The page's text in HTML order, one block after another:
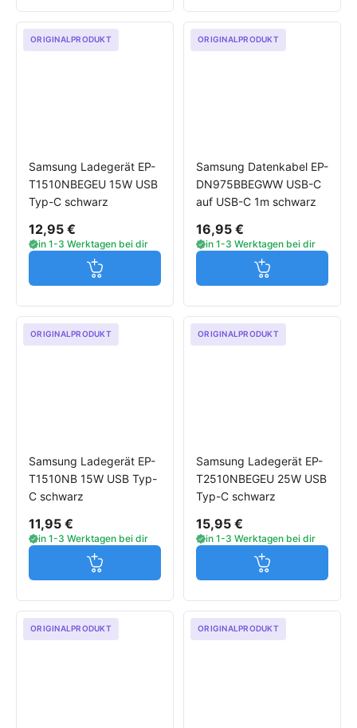
ORIGINALPRODUKT
Samsung Ladegerät EP-
T1510NBEGEU 15W USB
Typ-C schwarz
12,95 €
in 1-3 Werktagen bei dir
Jetzt in den Warenkorb
ORIGINALPRODUKT
Samsung Datenkabel EP-
DN975BBEGWW USB-C
auf USB-C 1m schwarz
16,95 €
in 1-3 Werktagen bei dir
Jetzt in den
ORIGINALPRODUKT
Samsung Ladegerät EP-
T1510NB 15W USB Typ-
C schwarz
11,95 €
in 1-3 Werktagen bei dir
Jetzt in den Warenkorb
ORIGINALPRODUKT
Samsung Ladegerät EP-
T2510NBEGEU 25W USB
Typ-C schwarz
15,95 €
in 1-3 Werktagen bei dir
Jetzt in den
ORIGINALPRODUKT ORIGINALPRODUKT